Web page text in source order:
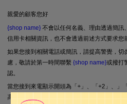
親愛的顧客您好
{shop name} 不會以任何名義、理由透過簡訊
信用卡相關資訊，也不會透過前述方式要求您
如果您接到相關電話或簡訊，請提高警覺，切
慮，敬請於第一時間聯繫 {shop name}或撥打
認。
當您接到來電顯示開頭為「+」、「+2」、」
高警覺，更要提防對方竄改電話號碼或假裝成